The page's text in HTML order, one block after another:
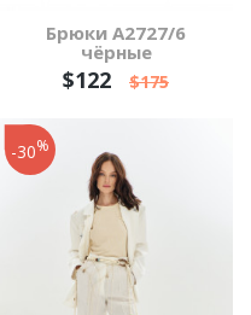
Брюки А2727/6
чёрные
$122 $175
-30%